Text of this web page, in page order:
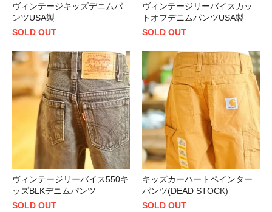
ヴィンテージキッズデニムパ
ンツUSA製
SOLD OUT
ヴィンテージリーバイスカッ
トオフデニムパンツUSA製
SOLD OUT
ヴィンテージリーバイス550キ
ッズBLKデニムパンツ
SOLD OUT
キッズカーハートペインター
パンツ(DEAD STOCK)
SOLD OUT